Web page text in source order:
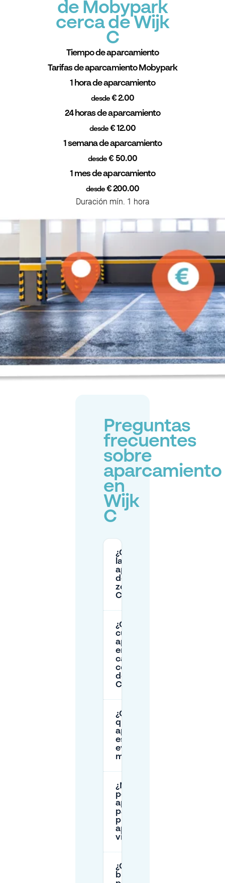
de Mobypark
cerca de Wijk
C
Tiempo de aparcamiento
Tarifas de aparcamiento Mobypark
1 hora de aparcamiento
desde€ 2.00
24 horas de aparcamiento
desde€ 12.00
1 semana de aparcamiento
desde € 50.00
1 mes de aparcamiento
desde€ 200.00
Duración mín. 1 hora
Preguntas
frecuentes
sobre
aparcamiento
en
Wijk
C
¿Cuáles son
las horas de
aparcamiento
de pago en la
zona de Wijk
C (Utrecht)?
¿Cuánto
cuesta
aparcar
en la
calle
cerca
de Wijk
C?
¿Cómo sé en
qué zona de
aparcamiento
estoy para
evitar una
multa?
¿Necesito un
permiso de
aparcamiento
para Wijk C, o
puedo
aparcar como
visitante?
¿Cuál es una
buena opción